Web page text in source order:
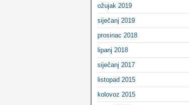
ožujak 2019
siječanj 2019
prosinac 2018
lipanj 2018
siječanj 2017
listopad 2015
kolovoz 2015